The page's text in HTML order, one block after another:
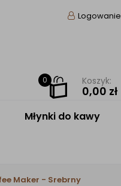
Logowanie
0 Koszyk:
0,00 zł
Młynki do kawy
Maker - Srebrny